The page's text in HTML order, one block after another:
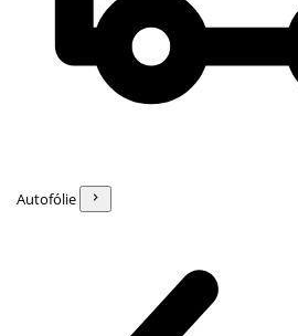
Autofólie